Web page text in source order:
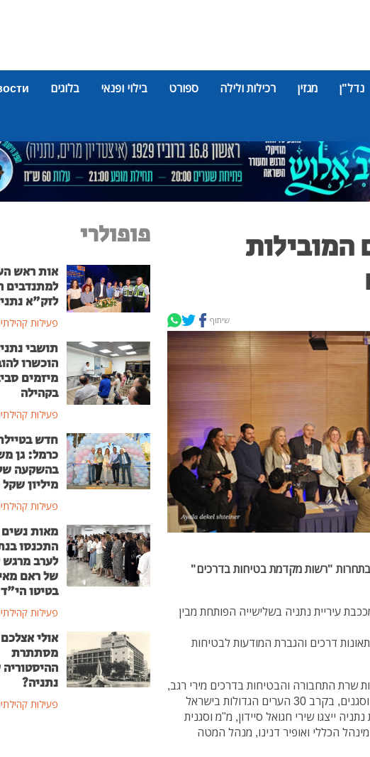
נדל"ן מגזין רכילות ולילה ספורט בילוי ופנאי בלוגים
המובילות
שיתוף
בתחרות "רשות מקדמת בטיחות בדרכים"
עיריית נתניה בשלישייה הפותחת מבין
דרכים והגברת המודעות לבטיחות
שרת התחבורה והבטיחות בדרכים מירי רגב,
סגן השר אורי מקלב, מנכ"לים, ראשי ערים וסגנים, בקרב 30 הערים הגדולות בישראל
ייצגו שירי חגואל סיידון, מ"מ וסגנית
הכללי ואופיר דנינו, מנהל המטה
פופולרי
אות ראש
למתנדבים
לזק"א
פעילות
תושבי
הוכשרו
מיזמים
בקהילה
פעילות
חדש
כרמל: גן
מיליון שקל
פעילות
מאות נשים
התכנסו
לערב מרגש
של ראם
בטיטו הי"ד
פעילות
אולי
מסתתרת
נתניה?
פעילות